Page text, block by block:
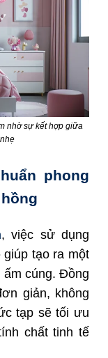
nhờ sự kết hợp giữa
phong
, việc sử dụng
giúp tạo ra một
cúng. Đồng
giản, không
tạp sẽ tối ưu
chất tinh tế